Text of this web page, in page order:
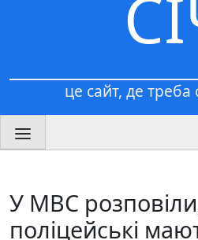
це сайт, де треба
У МВС
поліцейські